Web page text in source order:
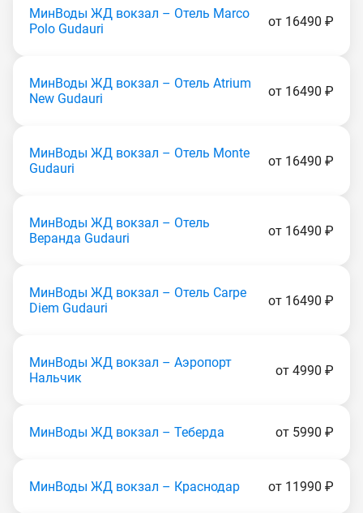
МинВоды ЖД вокзал – Отель Marco
Polo Gudаuri
от 16490 ₽
МинВоды ЖД вокзал – Отель Atrium
New Gudаuri
от 16490 ₽
МинВоды ЖД вокзал – Отель Monte
Gudаuri
от 16490 ₽
МинВоды ЖД вокзал – Отель
Веранда Gudаuri
от 16490 ₽
МинВоды ЖД вокзал – Отель Carpe
Diem Gudаuri
от 16490 ₽
МинВоды ЖД вокзал – Аэропорт
Нальчик
от 4990 ₽
МинВоды ЖД вокзал – Теберда от 5990 ₽
МинВоды ЖД вокзал – Краснодар от 11990 ₽